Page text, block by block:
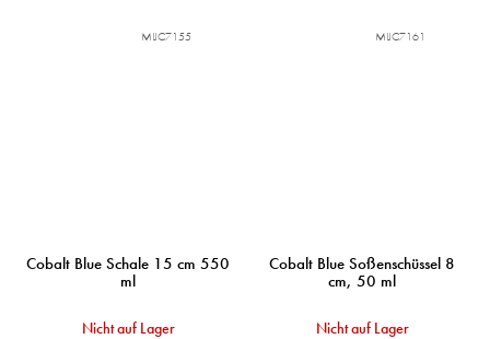
Cobalt Blue Schale 15 cm 550
ml
Nicht auf Lager
MIJC7155
Cobalt Blue Soßenschüssel 8
cm, 50 ml
Nicht auf Lager
MIJC7161